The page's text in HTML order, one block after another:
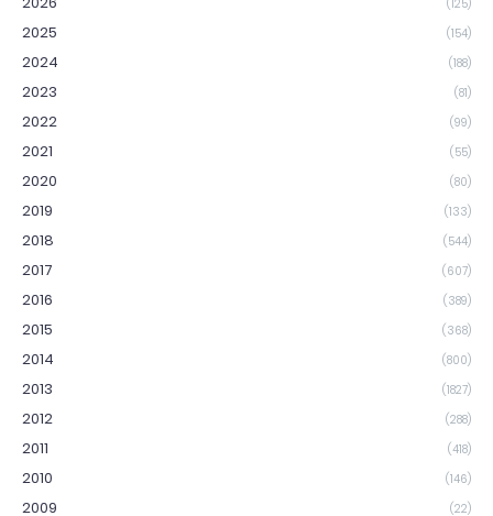
(125)
2025 (154)
2024 (188)
2023 (81)
2022 (99)
2021 (55)
2020 (80)
2019 (133)
2018 (544)
2017 (607)
2016 (389)
2015 (368)
2014 (800)
2013 (1827)
2012 (288)
2011 (418)
2010 (146)
2009 (22)